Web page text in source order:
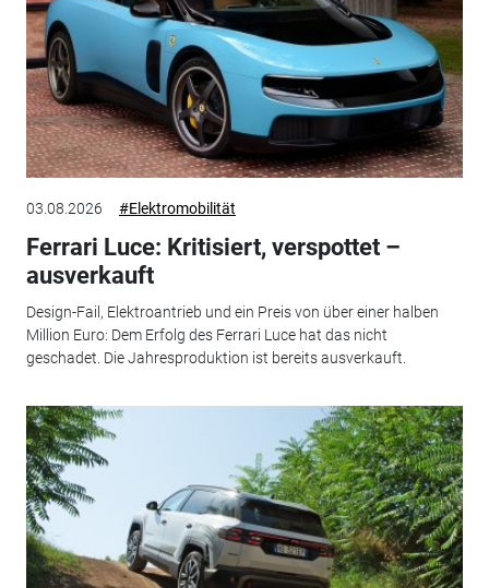
03.08.2026 #Elektromobilität
Ferrari Luce: Kritisiert, verspottet –
ausverkauft
Design-Fail, Elektroantrieb und ein Preis von über einer halben
Million Euro: Dem Erfolg des Ferrari Luce hat das nicht
geschadet. Die Jahresproduktion ist bereits ausverkauft.